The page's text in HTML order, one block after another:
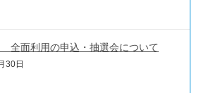
全面利用の申込・抽選会について
30日